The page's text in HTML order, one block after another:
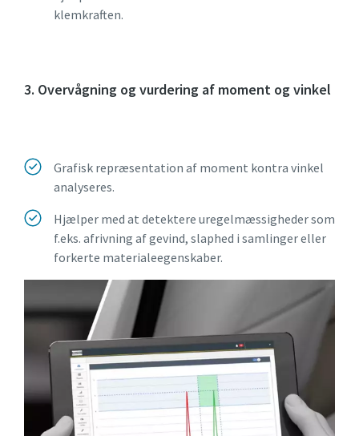
klemkraften.
3. Overvågning og vurdering af moment og vinkel
Grafisk repræsentation af moment kontra vinkel
analyseres.
Hjælper med at detektere uregelmæssigheder som
f.eks. afrivning af gevind, slaphed i samlinger eller
forkerte materialeegenskaber.